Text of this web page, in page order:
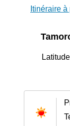
Itinéraire